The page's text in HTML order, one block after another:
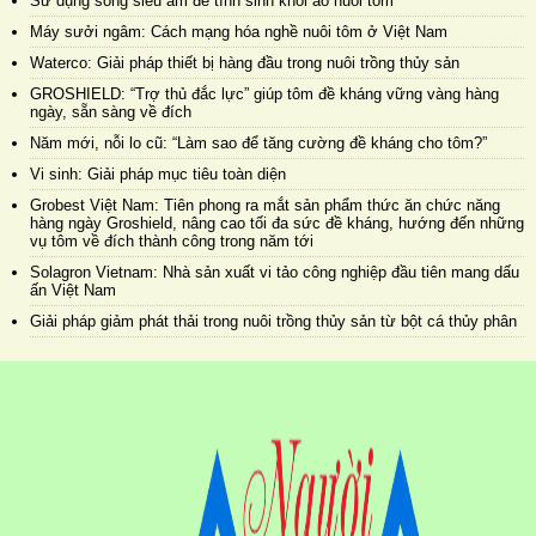
Máy sưởi ngâm: Cách mạng hóa nghề nuôi tôm ở Việt Nam
Waterco: Giải pháp thiết bị hàng đầu trong nuôi trồng thủy sản
GROSHIELD: “Trợ thủ đắc lực” giúp tôm đề kháng vững vàng hàng
ngày, sẵn sàng về đích
Năm mới, nỗi lo cũ: “Làm sao để tăng cường đề kháng cho tôm?”
Vi sinh: Giải pháp mục tiêu toàn diện
Grobest Việt Nam: Tiên phong ra mắt sản phẩm thức ăn chức năng
hàng ngày Groshield, nâng cao tối đa sức đề kháng, hướng đến những
vụ tôm về đích thành công trong năm tới
Solagron Vietnam: Nhà sản xuất vi tảo công nghiệp đầu tiên mang dấu
ấn Việt Nam
Giải pháp giảm phát thải trong nuôi trồng thủy sản từ bột cá thủy phân